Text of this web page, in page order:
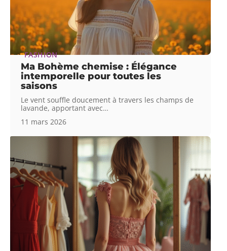
FASHION
Ma Bohème chemise : Élégance
intemporelle pour toutes les
saisons
Le vent souffle doucement à travers les champs de
lavande, apportant avec…
11 mars 2026